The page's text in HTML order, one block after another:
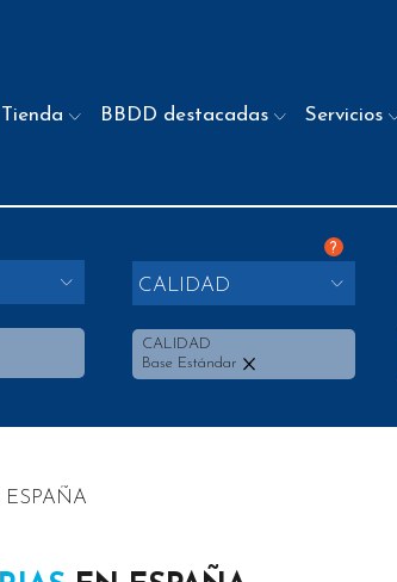
Tienda BBDD destacadas Servicios
?
CALIDAD
CALIDAD
Base Estándar
ESPAÑA